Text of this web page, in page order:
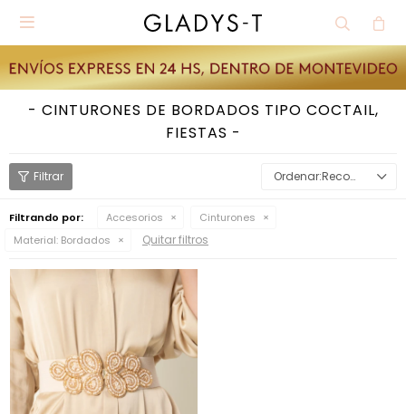

CINTURONES DE BORDADOS TIPO COCTAIL,
FIESTAS
Recomendados
Filtrando por: Accesorios
Cinturones
Material: Bordados Quitar filtros